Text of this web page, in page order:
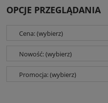
OPCJE PRZEGLĄDANIA
Cena: (wybierz)
Nowość: (wybierz)
Promocja: (wybierz)